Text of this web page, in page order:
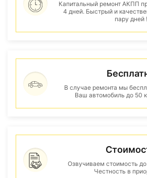
Капитальный ремонт АКПП
4 дней. Быстрый и
пару дней !
В случае ремонта мы
Ваш автомобиль до 50
Озвучиваем стоимость
Честность в